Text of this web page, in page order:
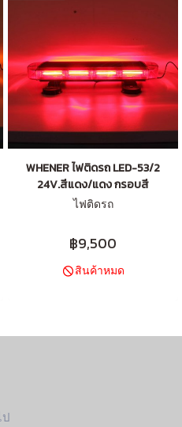
WHENER ไฟติดรถ LED-53/2
24V.สีแดง/แดง กรอบสี
ไฟติดรถ
฿9,500
สินค้าหมด
ป